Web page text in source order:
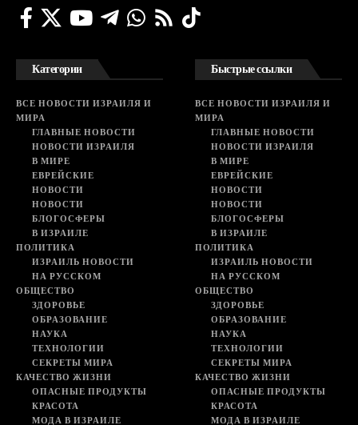
Категории
ВСЕ НОВОСТИ ИЗРАИЛЯ И
МИРА
ГЛАВНЫЕ НОВОСТИ
НОВОСТИ ИЗРАИЛЯ
В МИРЕ
ЕВРЕЙСКИЕ
НОВОСТИ
НОВОСТИ
БЛОГОСФЕРЫ
В ИЗРАИЛЕ
ПОЛИТИКА
ИЗРАИЛЬ НОВОСТИ
НА РУССКОМ
ОБЩЕСТВО
ЗДОРОВЬЕ
ОБРАЗОВАНИЕ
НАУКА
ТЕХНОЛОГИИ
СЕКРЕТЫ МИРА
КАЧЕСТВО ЖИЗНИ
ОПАСНЫЕ ПРОДУКТЫ
КРАСОТА
МОДА В ИЗРАИЛЕ
Быстрые ссылки
ВСЕ НОВОСТИ ИЗРАИЛЯ И
МИРА
ГЛАВНЫЕ НОВОСТИ
НОВОСТИ ИЗРАИЛЯ
В МИРЕ
ЕВРЕЙСКИЕ
НОВОСТИ
НОВОСТИ
БЛОГОСФЕРЫ
В ИЗРАИЛЕ
ПОЛИТИКА
ИЗРАИЛЬ НОВОСТИ
НА РУССКОМ
ОБЩЕСТВО
ЗДОРОВЬЕ
ОБРАЗОВАНИЕ
НАУКА
ТЕХНОЛОГИИ
СЕКРЕТЫ МИРА
КАЧЕСТВО ЖИЗНИ
ОПАСНЫЕ ПРОДУКТЫ
КРАСОТА
МОДА В ИЗРАИЛЕ